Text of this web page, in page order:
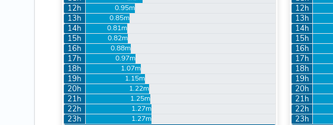
12h 0.95m
13h 0.85m
14h 0.81m
15h 0.82m
16h 0.88m
17h 0.97m
18h 1.07m
19h 1.15m
20h 1.22m
21h 1.25m
22h 1.27m
23h 1.27m
12h
13h
14h
15h
16h
17h
18h
19h
20h
21h
22h
23h